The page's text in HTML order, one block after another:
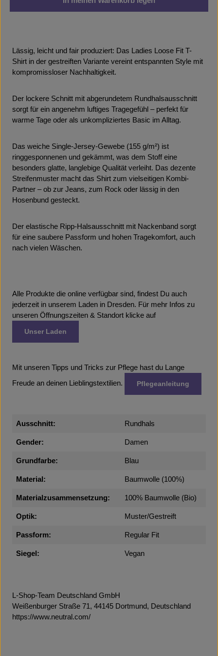
Lässig, leicht und fair produziert: Das Ladies Loose Fit T-
Shirt in der gestreiften Variante vereint entspannten Style mit
kompromissloser Nachhaltigkeit.
Der lockere Schnitt mit abgerundetem Rundhalsausschnitt
sorgt für ein angenehm luftiges Tragegefühl – perfekt für
warme Tage oder als unkompliziertes Basic im Alltag.
Das weiche Single-Jersey-Gewebe (155 g/m²) ist
ringgesponnenen und gekämmt, was dem Stoff eine
besonders glatte, langlebige Qualität verleiht. Das dezente
Streifenmuster macht das Shirt zum vielseitigen Kombi-
Partner – ob zur Jeans, zum Rock oder lässig in den
Hosenbund gesteckt.
Der elastische Ripp-Halsausschnitt mit Nackenband sorgt
für eine saubere Passform und hohen Tragekomfort, auch
nach vielen Wäschen.
Alle Produkte die online verfügbar sind, findest Du auch
jederzeit in unserem Laden in Dresden. Für mehr Infos zu
unseren Öffnungszeiten & Standort klicke auf
Unser Laden
Mit unseren Tipps und Tricks zur Pflege hast du Lange
Freude an deinen Lieblingstextilien. Pflegeanleitung
Ausschnitt: Rundhals
Gender: Damen
Grundfarbe: Blau
Material: Baumwolle (100%)
Materialzusammensetzung: 100% Baumwolle (Bio)
Optik: Muster/Gestreift
Passform: Regular Fit
Siegel: Vegan
L-Shop-Team Deutschland GmbH
Weißenburger Straße 71, 44145 Dortmund, Deutschland
https://www.neutral.com/